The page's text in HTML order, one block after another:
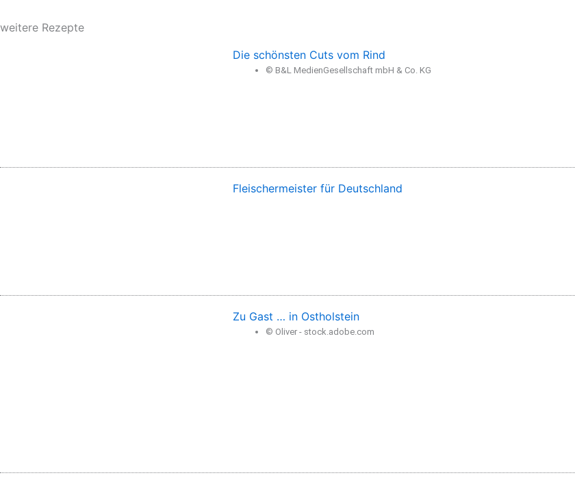
weitere Rezepte
Die schönsten Cuts vom Rind
© B&L MedienGesellschaft mbH & Co. KG
Fleischermeister für Deutschland
Zu Gast … in Ostholstein
© Oliver - stock.adobe.com